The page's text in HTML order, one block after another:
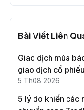
Bài Viết Liên
Giao dịch mùa
giao dịch cổ phiếu
5 Th08 2026
5 lý do khiến các